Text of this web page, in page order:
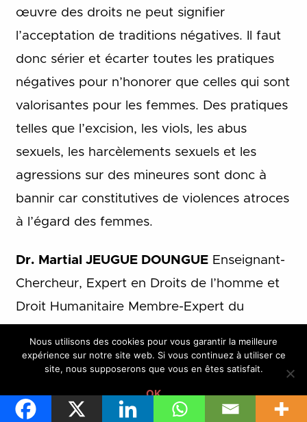
œuvre des droits ne peut signifier
l’acceptation de traditions négatives. Il faut
donc sérier et écarter toutes les pratiques
négatives pour n’honorer que celles qui sont
valorisantes pour les femmes. Des pratiques
telles que l’excision, les viols, les abus
sexuels, les harcèlements sexuels et les
agressions sur des mineures sont donc à
bannir car constitutives de violences atroces
à l’égard des femmes.
Dr. Martial JEUGUE DOUNGUEEnseignant-
Chercheur, Expert en Droits de l’homme et
Droit Humanitaire Membre-Expert du
Africaine des Droits de l’Homme et des
Peuples.
Nous utilisons des cookies pour vous garantir la meilleure
expérience sur notre site web. Si vous continuez à utiliser ce
site, nous supposerons que vous en êtes satisfait.
OK